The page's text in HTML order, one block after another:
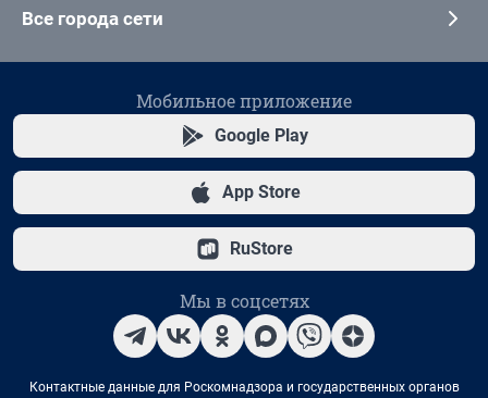
Все города сети
Мобильное приложение
Google Play
App Store
RuStore
Мы в соцсетях
Контактные данные для Роскомнадзора и государственных органов